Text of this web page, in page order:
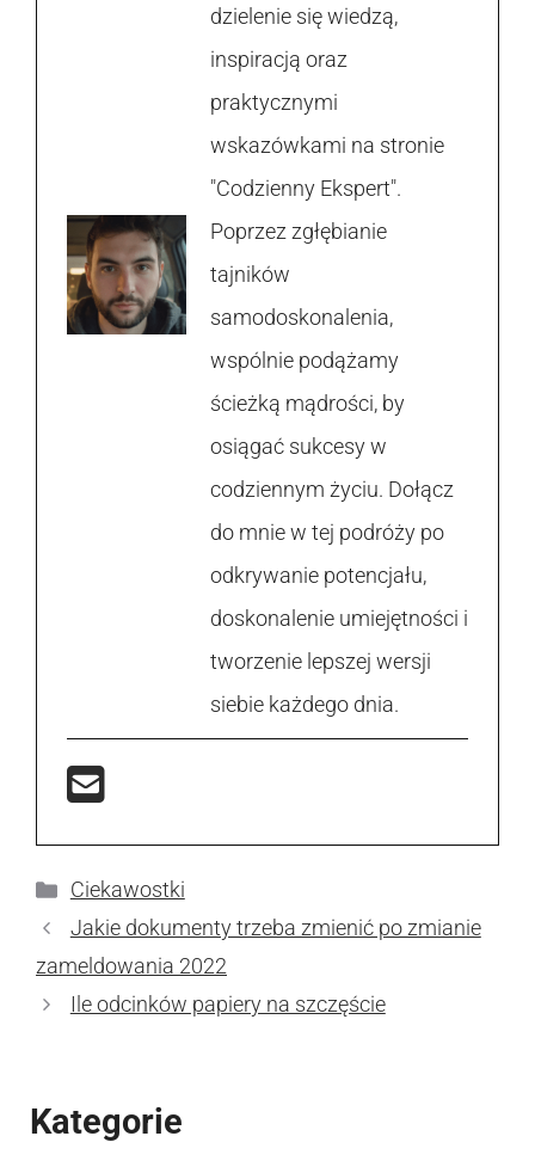
dzielenie się wiedzą,
inspiracją oraz
praktycznymi
wskazówkami na stronie
"Codzienny Ekspert".
Poprzez zgłębianie
tajników
samodoskonalenia,
wspólnie podążamy
ścieżką mądrości, by
osiągać sukcesy w
codziennym życiu. Dołącz
do mnie w tej podróży po
odkrywanie potencjału,
doskonalenie umiejętności i
tworzenie lepszej wersji
siebie każdego dnia.
Kategorie
Ciekawostki
Jakie dokumenty trzeba zmienić po zmianie
zameldowania 2022
Ile odcinków papiery na szczęście
Kategorie